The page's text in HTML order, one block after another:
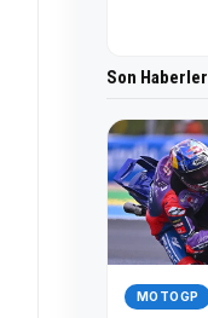
Son Haberler
MOTOGP